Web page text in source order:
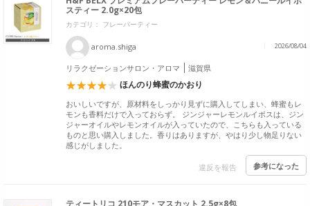
スティー 2.0g×20包
カテゴリ： フレーバーティー
aroma.shiga 2026/08/04
リラクゼーションサロン・アロマ 滋賀県
ほんのり蜂蜜のかおり
おいしいですが、原材料をしっかり見ずに購入してしまい、蜂蜜もレ
モンも香料だけで入っておらず。 ジンジャーレモンルイボスは、ジン
ジャーオイルやレモンオイルが入っていたので、こちらも入っている
ものと思い購入しました。香りはありますが、やはり少し物足りない
感じがしました。
違反を報告 参考になった
ティートリコ 210モア・マスカット 2.5g×8包